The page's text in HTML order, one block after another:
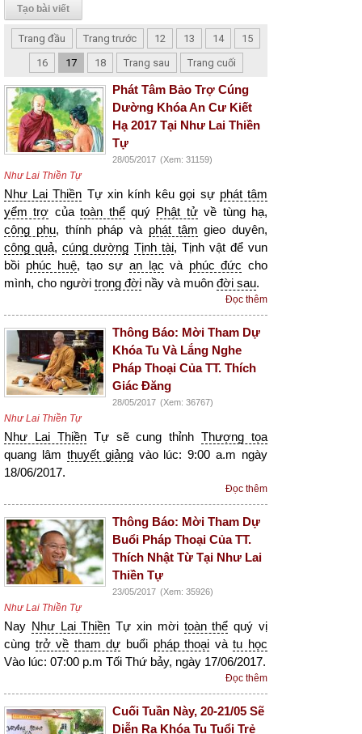
Tạo bài viết
Trang đầu Trang trước 12 13 14
15
16
17 18 Trang sau Trang cuối
Phát Tâm Bảo Trợ Cúng
Dường Khóa An Cư Kiết
Hạ 2017 Tại Như Lai Thiền
Tự
28/05/2017 (Xem: 31159)
Như Lai Thiền Tự
Như Lai Thiền Tự xin kính kêu gọi sự phát tâm
yểm trợ củatoàn thểquý Phật tửvề tùng hạ,
công phu, thính pháp và phát tâm gieo duyên,
công quả,cúng dường Tịnh tài, Tịnh vật để vun
bồi phúc huệ, tạo sựan lạc và phúc đức cho
mình, cho người trong đời nầy và muôn đời sau.
Đọc thêm
Thông Báo: Mời Tham Dự
Khóa Tu Và Lắng Nghe
Pháp Thoại Của TT. Thích
Giác Đăng
28/05/2017 (Xem: 36767)
Như Lai Thiền Tự
Như Lai ThiềnTự sẽ cung thỉnhThượng tọa
quang lâm thuyết giảngvào lúc: 9:00 a.m ngày
18/06/2017.
Đọc thêm
Thông Báo: Mời Tham Dự
Buổi Pháp Thoại Của TT.
Thích Nhật Từ Tại Như Lai
Thiền Tự
23/05/2017 (Xem: 35926)
Như Lai Thiền Tự
Nay Như Lai Thiền Tự xin mời toàn thể quý vị
cùng trở về tham dự buổi pháp thoại vàtu học
Vào lúc: 07:00 p.m Tối Thứ bảy, ngày 17/06/2017.
Đọc thêm
Cuối Tuần Này, 20-21/05 Sẽ
Diễn Ra Khóa Tu Tuổi Trẻ